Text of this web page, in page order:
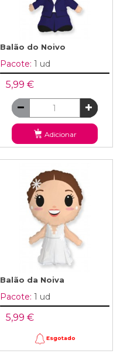
Balão do Noivo
Pacote: 1 ud
5,99 €
Adicionar
Balão da Noiva
Pacote: 1 ud
5,99 €
Esgotado